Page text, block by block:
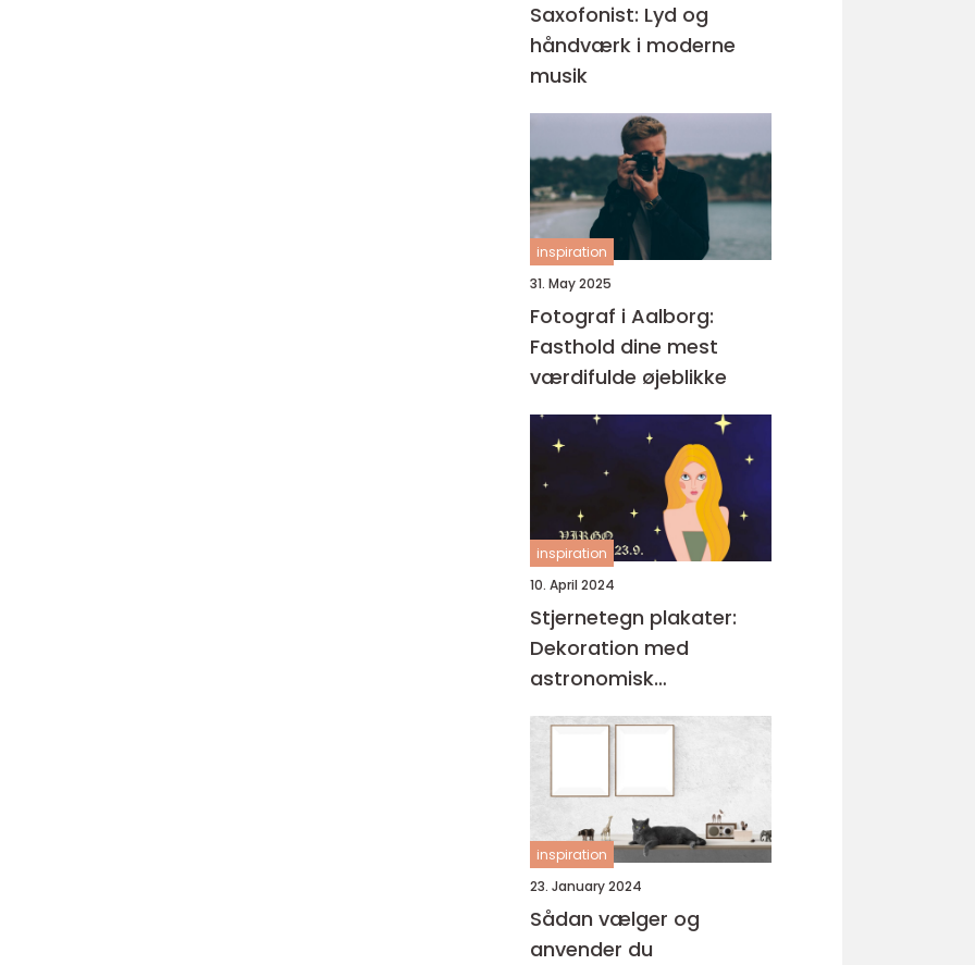
Saxofonist: Lyd og
håndværk i moderne
musik
inspiration
31. May 2025
Fotograf i Aalborg:
Fasthold dine mest
værdifulde øjeblikke
inspiration
10. April 2024
Stjernetegn plakater:
Dekoration med
astronomisk
personlighed
inspiration
23. January 2024
Sådan vælger og
anvender du